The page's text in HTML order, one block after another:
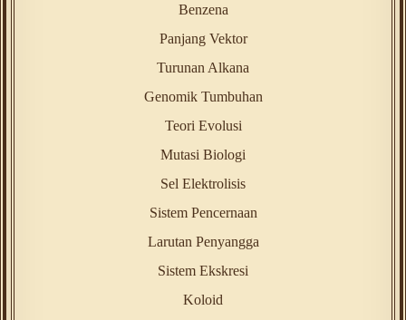
Benzena
Panjang Vektor
Turunan Alkana
Genomik Tumbuhan
Teori Evolusi
Mutasi Biologi
Sel Elektrolisis
Sistem Pencernaan
Larutan Penyangga
Sistem Ekskresi
Koloid